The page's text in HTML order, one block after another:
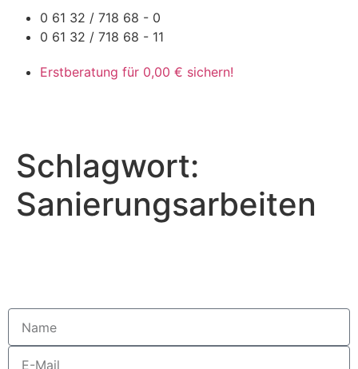
0 61 32 / 718 68 - 0
0 61 32 / 718 68 - 11
Erstberatung für 0,00 € sichern!
Schlagwort:
Sanierungsarbeiten